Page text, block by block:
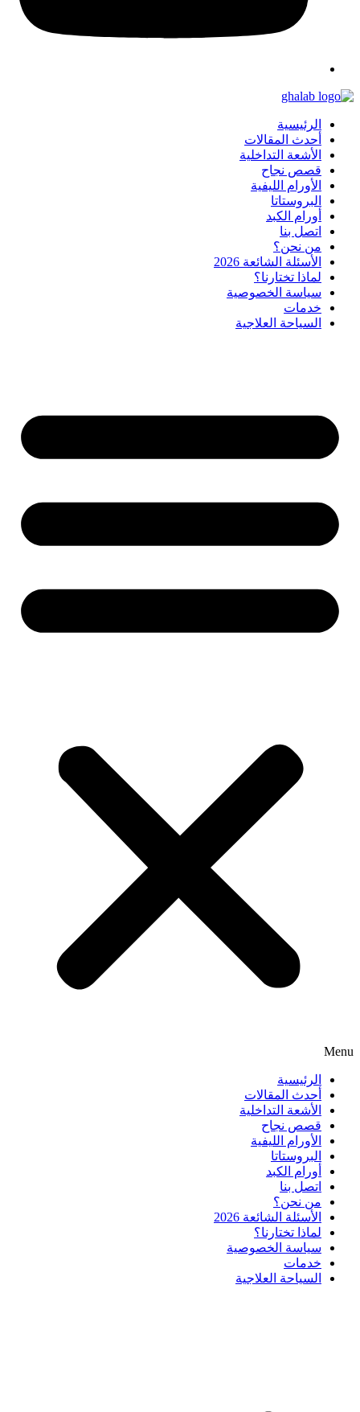
الرئيسية
أحدث المقالات
الأشعة التداخلية
قصص نجاح
الأورام الليفية
البروستاتا
أورام الكبد
اتصل بنا
من نحن؟
الأسئلة الشائعة 2026
لماذا تختارنا؟
سياسة الخصوصية
خدمات
السياحة العلاجية
Menu
الرئيسية
أحدث المقالات
الأشعة التداخلية
قصص نجاح
الأورام الليفية
البروستاتا
أورام الكبد
اتصل بنا
من نحن؟
الأسئلة الشائعة 2026
لماذا تختارنا؟
سياسة الخصوصية
خدمات
السياحة العلاجية